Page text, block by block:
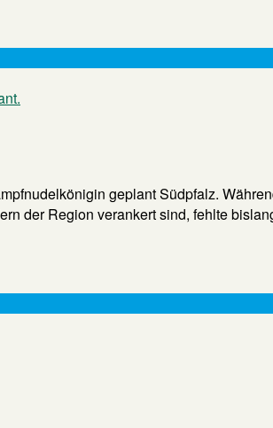
geplant Südpfalz.
der Region verankert sind, fehlte